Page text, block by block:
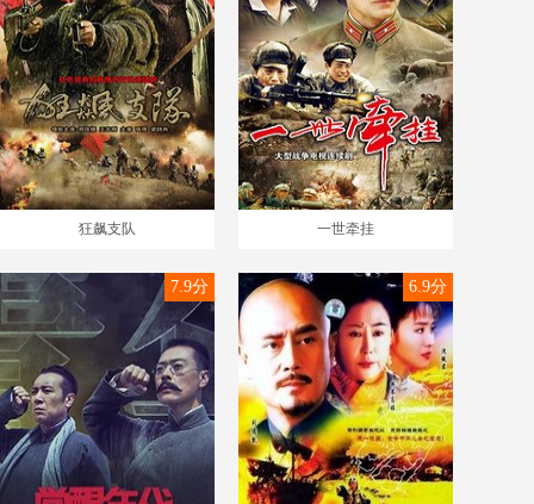
狂飙支队 一世牵挂
7.9分 6.9分